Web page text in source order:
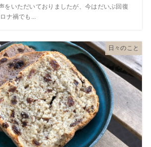
をいただいておりましたが、今はだいぶ回復
ナ禍でも...
日々のこと